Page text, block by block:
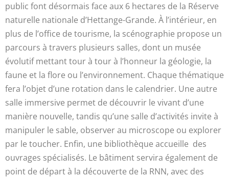
public font désormais face aux 6 hectares de la Réserve
naturelle nationale d’Hettange-Grande. À l’intérieur, en
plus de l’office de tourisme, la scénographie propose un
parcours à travers plusieurs salles, dont un musée
évolutif mettant tour à tour à l’honneur la géologie, la
faune et la flore ou l’environnement. Chaque thématique
fera l’objet d’une rotation dans le calendrier. Une autre
salle immersive permet de découvrir le vivant d’une
manière nouvelle, tandis qu’une salle d’activités invite à
manipuler le sable, observer au microscope ou explorer
par le toucher. Enfin, une bibliothèque accueille des
ouvrages spécialisés. Le bâtiment servira également de
point de départ à la découverte de la RNN, avec des